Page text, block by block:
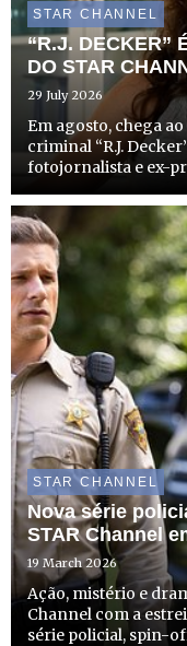
STAR CHANNEL
“R.J. DECKER”
DO STAR
29 July 2026
Em agosto, chega
criminal “R.J.
fotojornalista e ex-
solarengo e
produção que com...
STAR CHANNEL
Nova série
STAR Channel
19 March 2026
Ação, mistério e
Channel com a
série policial, spin-